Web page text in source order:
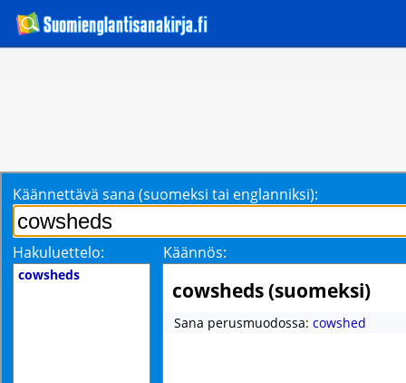
Käännettävä sana (suomeksi tai englanniksi):
Hakuluettelo: Käännös:
cowsheds
cowsheds (suomeksi)
Sana perusmuodossa: cowshed